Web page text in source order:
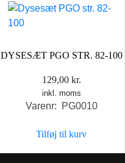
DYSESÆT PGO STR. 82-100
129,00 kr.
inkl. moms
Varenr: PG0010
Tilføj til kurv